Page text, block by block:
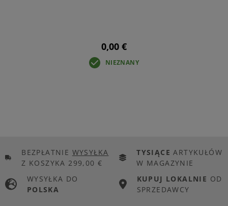
0,00 €
NIEZNANY
BEZPŁATNIE WYSYŁKA
Z KOSZYKA 299,00 €
TYSIĄCE ARTYKUŁÓW
W MAGAZYNIE
WYSYŁKA DO
POLSKA
KUPUJ LOKALNIE OD
SPRZEDAWCY